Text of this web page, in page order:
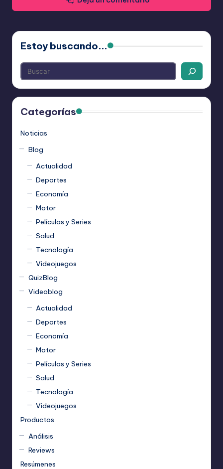
Estoy buscando...
Categorías
Noticias
Blog
Actualidad
Deportes
Economía
Motor
Películas y Series
Salud
Tecnología
Videojuegos
QuizBlog
Videoblog
Actualidad
Deportes
Economía
Motor
Películas y Series
Salud
Tecnología
Videojuegos
Productos
Análisis
Reviews
Resúmenes